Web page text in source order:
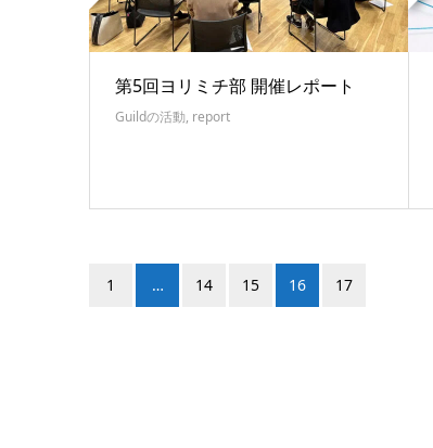
第5回ヨリミチ部 開催レポート
Guildの活動, report
1 … 14 15 16 17